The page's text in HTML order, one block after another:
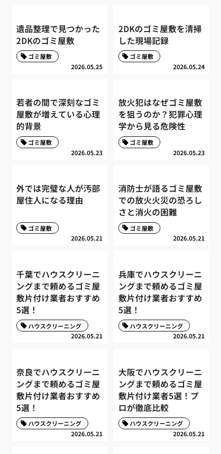
遺品整理で見つかった
2DKのゴミ屋敷
2026.05.25
ゴミ屋敷
2DKのゴミ屋敷を清掃
した現場記録
2026.05.24
ゴミ屋敷
若者の間で深刻なゴミ
屋敷が増えている心理
的背景
2026.05.23
ゴミ屋敷
放火犯はなぜゴミ屋敷
を狙うのか？犯罪心理
学から見る危険性
2026.05.23
ゴミ屋敷
外では完璧な人が汚部
屋住人になる理由
2026.05.21
ゴミ屋敷
消防士が語るゴミ屋敷
での放火火災の恐ろし
さと消火の困難
2026.05.21
ゴミ屋敷
千葉でハウスクリーニ
ングまで頼めるゴミ屋
敷片付け業者おすすめ
5選！
2026.05.21
ハウスクリーニング
兵庫でハウスクリーニ
ングまで頼めるゴミ屋
敷片付け業者おすすめ
5選！
2026.05.21
ハウスクリーニング
奈良でハウスクリーニ
ングまで頼めるゴミ屋
敷片付け業者おすすめ
5選！
2026.05.21
ハウスクリーニング
大阪でハウスクリーニ
ングまで頼めるゴミ屋
敷片付け業者5選！プ
ロが徹底比較
2026.05.21
ハウスクリーニング